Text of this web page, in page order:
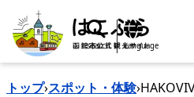
search Language
トップ›スポット・体験›